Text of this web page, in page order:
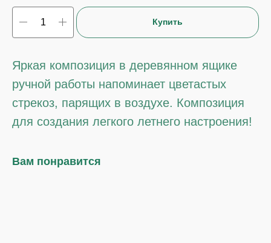
Купить
Яркая композиция в деревянном ящике
ручной работы напоминает цветастых
стрекоз, парящих в воздухе. Композиция
для создания легкого летнего настроения!
Вам понравится